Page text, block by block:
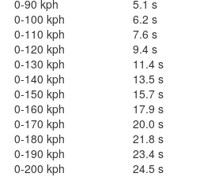
0-90 kph
5.1 s
0-100 kph
6.2 s
0-110 kph
7.6 s
0-120 kph
9.4 s
0-130 kph
11.4 s
0-140 kph
13.5 s
0-150 kph
15.7 s
0-160 kph
17.9 s
0-170 kph
20.0 s
0-180 kph
21.8 s
0-190 kph
23.4 s
0-200 kph
24.5 s